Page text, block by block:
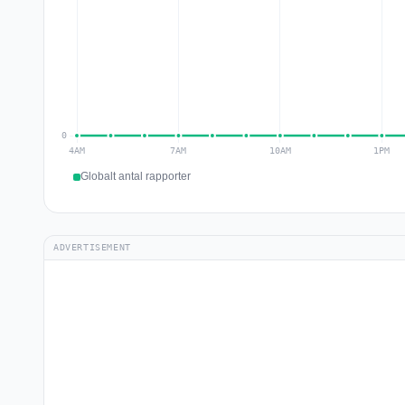
Globalt antal rapporter
ADVERTISEMENT